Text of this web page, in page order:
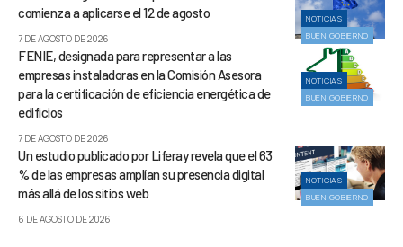
NOTICIAS
BUEN GOBIERNO
comienza a aplicarse el 12 de agosto
7 DE AGOSTO DE 2026
NOTICIAS
BUEN GOBIERNO
FENIE, designada para representar a las
empresas instaladoras en la Comisión Asesora
para la certificación de eficiencia energética de
edificios
7 DE AGOSTO DE 2026
NOTICIAS
BUEN GOBIERNO
Un estudio publicado por Liferay revela que el 63
% de las empresas amplían su presencia digital
más allá de los sitios web
6 DE AGOSTO DE 2026